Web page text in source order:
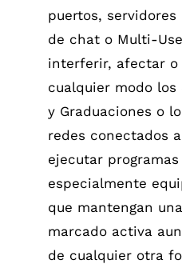
puertos, servidores
de chat o Multi-
interferir, afectar o
cualquier modo los
y Graduaciones o
redes conectados
ejecutar
especialmente
que mantengan
marcado activa
de cualquier otra